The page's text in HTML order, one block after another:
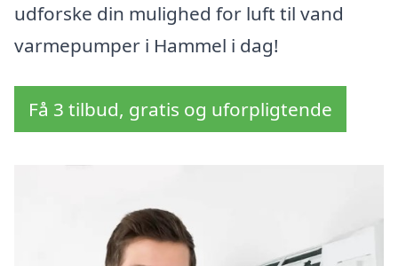
udforske din mulighed for luft til vand
varmepumper i Hammel i dag!
Få 3 tilbud, gratis og uforpligtende